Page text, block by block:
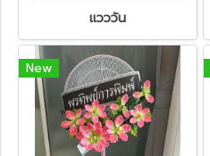
แวววัน
New